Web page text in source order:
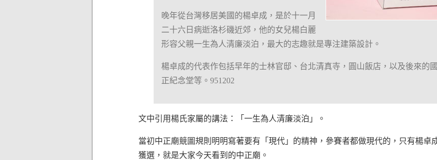
晚年從台灣移居美國的楊卓成，是於十一月
二十六日病逝洛杉磯近郊，他的女兒楊白麗
形容父親一生為人清廉淡泊，最大的志趣就是專注建築設計。
楊卓成的代表作包括早年的士林官邸、台北清真寺，圓山飯店，以及後來的
正紀念堂等。951202
文中引用楊氏家屬的講法：「一生為人清廉淡泊」。
當初中正廟競圖規則明明寫著要有「現代」的精神，參賽者都做現代的，只有楊卓
獲選，就是大家今天看到的中正廟。